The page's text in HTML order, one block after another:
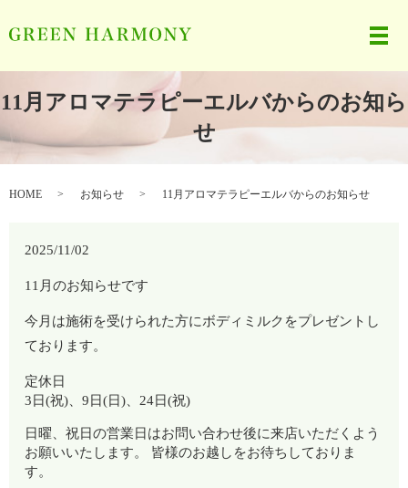
メ
11月アロマテラピーエルバからのお知ら
せ
HOME お知らせ 11月アロマテラピーエルバからのお知らせ
2025/11/02
11月のお知らせです
今月は施術を受けられた方にボディミルクをプレゼントし
ております。
定休日
3日(祝)、9日(日)、24日(祝)
日曜、祝日の営業日はお問い合わせ後に来店いただくよう
お願いいたします。 皆様のお越しをお待ちしておりま
す。